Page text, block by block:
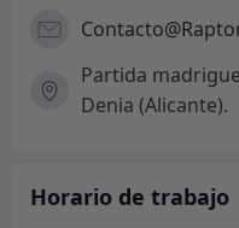
Partida
Denia (Alicante).
Horario de trabajo